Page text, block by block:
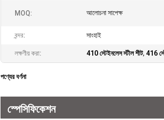
MOQ: আলোচনা সাপেক্ষ
বন্দর: সাংহাই
লক্ষণীয় করা: 410 স্টেইনলেস স্টীল শীট, 416
পণ্যের বর্ণনা
স্পেসিফিকেশন